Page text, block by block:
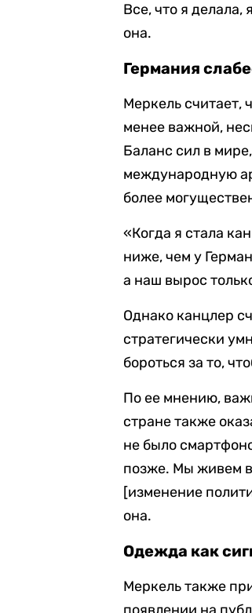
Все, что я делала,
она.
Германия
Меркель считает,
менее важной,
Баланс сил в
международную
более
«Когда я стала
ниже, чем у
а наш вырос
Однако канцлер
стратегически
бороться за то,
По ее мнению,
стране также
не было
позже. Мы живем
[изменение
она.
Одежда как
Меркель также